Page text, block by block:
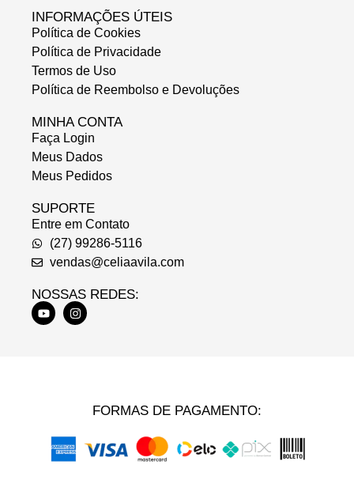
INFORMAÇÕES ÚTEIS
Política de Cookies
Política de Privacidade
Termos de Uso
Política de Reembolso e Devoluções
MINHA CONTA
Faça Login
Meus Dados
Meus Pedidos
SUPORTE
Entre em Contato
(27) 99286-5116
vendas@celiaavila.com
NOSSAS REDES:
FORMAS DE PAGAMENTO: